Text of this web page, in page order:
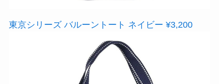
東京シリーズ バルーントート ネイビー ¥3,200